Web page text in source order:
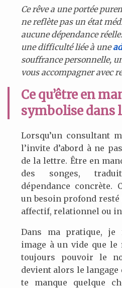
Ce rêve a une portée
ne reflète pas un état
aucune dépendance
une difficulté liée à une
souffrance personnelle,
vous accompagner avec
Ce qu’être en
symbolise dans
Lorsqu’un consultant
l’invite d’abord à ne
de la lettre. Être en
des songes,
dépendance concrète.
un besoin profond
affectif, relationnel ou
Dans ma pratique, je
image à un vide que le
toujours pouvoir le
devient alors le
te manque quelque